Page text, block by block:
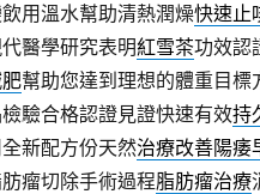
用溫水幫助清熱潤燥快速止
醫學研究表明紅雪茶功效認
幫助您達到理想的體重目標
驗合格認證見證快速有效持
新配方份天然治療改善陽痿
瘤切除手術過程脂肪瘤治療